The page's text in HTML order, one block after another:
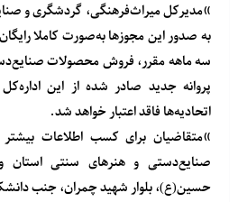
»مدیر‌کل میراث‌فرهنگی، گردشگر‌ی و
به صدور این مجوزها به‌صورت کاملا
سه ماهه مقرر، فروش محصولات
پروانه جدید صادر شده از این
اتحادیه‌ها فاقد اعتبار خواهد شد.
»متقاضیان برای کسب اطلاعات بیشتر
صنایع‌دستی و هنرهای سنتی استان
حسین(ع)، بلوار شهید چمران، جنب